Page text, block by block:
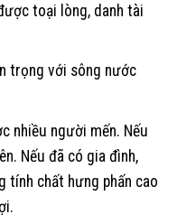
toại lòng, danh tài
trọng với sông nước
nhiều người mến. Nếu
Nếu đã có gia đình,
tính chất hưng phấn cao